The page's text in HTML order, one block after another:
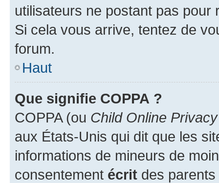
utilisateurs ne postant pas pour
Si cela vous arrive, tentez de
forum.
Haut
Que signifie COPPA ?
COPPA (ou Child Online
aux États-Unis qui dit que les
informations de mineurs de
consentement écrit des parents